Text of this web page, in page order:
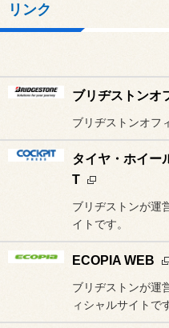
リンク
ブリヂストンオ
ブリヂストンオフ
タイヤ・ホイー
T
ブリヂストンが運
イトです。
ECOPIA WEB
ブリヂストンが運
ィシャルサイトで